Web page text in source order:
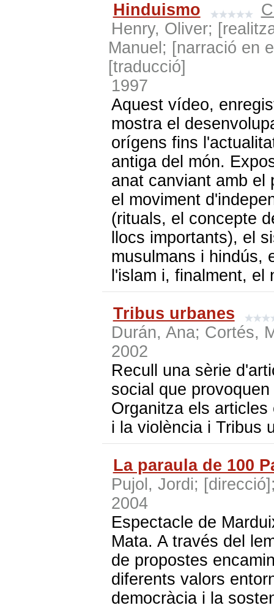
Hinduismo
Henry, Oliver;
Manuel; [narració en
[traducció]
1997
Aquest vídeo,
mostra el
orígens fins
antiga del món.
anat canviant amb el
el moviment
(rituals, el concepte
llocs importants), el
musulmans i hindús,
l'islam i, finalment, el
Tribus urbanes
Durán, Ana; Cortés,
2002
Recull una sèrie
social que
Organitza els
i la violència i Tribus
La paraula de 100
Pujol, Jordi;
2004
Espectacle de
Mata. A través del
de propostes
diferents valors
democràcia i la